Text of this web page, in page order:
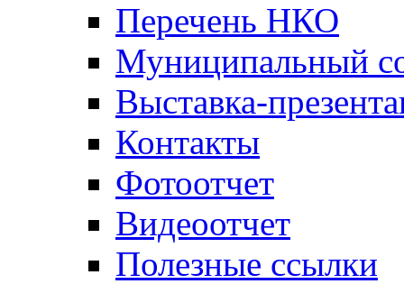
Перечень НКО
Муниципальный
Выставка-
Контакты
Фотоотчет
Видеоотчет
Полезные ссылки